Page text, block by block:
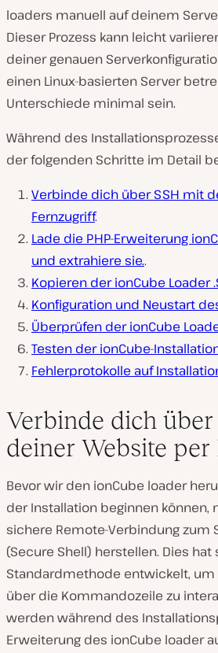
loaders manuell auf deinem
Dieser Prozess kann leicht
deiner genauen
einen Linux-basierten Server
Unterschiede minimal sein.
Während des
der folgenden Schritte im Detail
Verbinde dich über SSH mit
Fernzugriff.
Lade die PHP-Erweiterung
und extrahiere sie..
Kopieren der ionCube Loader
Konfiguration und Neustart
Überprüfen der ionCube
Testen der ionCube-
Fehlerprotokolle auf
Verbinde dich
deiner Website
Bevor wir den ionCube loader
der Installation beginnen können,
sichere Remote-Verbindung zum
(Secure Shell) herstellen. Dies hat
Standardmethode entwickelt,
über die Kommandozeile zu
werden während des
Erweiterung des ionCube loader